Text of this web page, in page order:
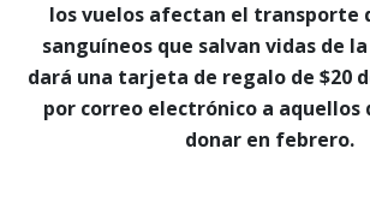
los vuelos afectan el transporte
sanguíneos que salvan vidas de la
dará una tarjeta de regalo de $20
por correo electrónico a aquellos
donar en febrero.